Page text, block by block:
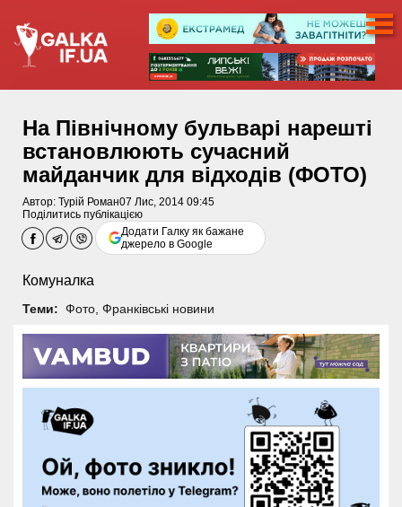
На Північному бульварі нарешті
встановлюють сучасний
майданчик для відходів (ФОТО)
Автор: Турій Роман07 Лис, 2014 09:45
Поділитись публікацією
Додати Галку як бажане
джерело в Google
Комуналка
Теми: Фото, Франківські новини